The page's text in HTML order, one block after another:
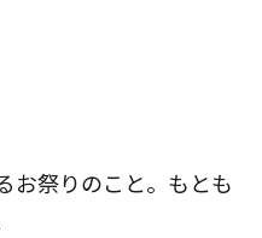
お祭りのこと。もとも